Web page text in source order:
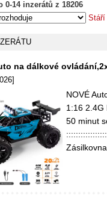
0-14 inzerátů z 18206
Stáří
na dálkové
NOVÉ
1:16 2.4G
50 minut